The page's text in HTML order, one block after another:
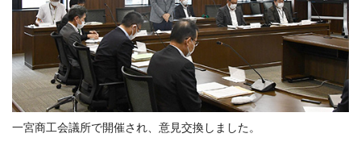
一宮商工会議所で開催され、意見交換しました。